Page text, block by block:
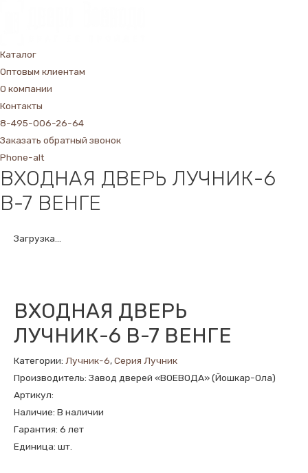
Каталог
Оптовым клиентам
О компании
Контакты
8-495-006-26-64
Заказать обратный звонок
Phone-alt
ВХОДНАЯ ДВЕРЬ ЛУЧНИК-6
В-7 ВЕНГЕ
Загрузка...
ВХОДНАЯ ДВЕРЬ
ЛУЧНИК-6 В-7 ВЕНГЕ
Категории: Лучник-6,Серия Лучник
Производитель: Завод дверей «ВОЕВОДА» (Йошкар-Ола)
Артикул:
Наличие: В наличии
Гарантия: 6 лет
Единица: шт.